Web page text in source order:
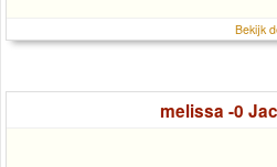
Bekijk
melissa -0